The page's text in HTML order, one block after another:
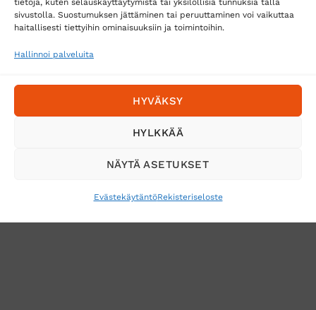
tietoja, kuten selauskäyttäytymistä tai yksilöllisiä tunnuksia tällä
sivustolla. Suostumuksen jättäminen tai peruuttaminen voi vaikuttaa
haitallisesti tiettyihin ominaisuuksiin ja toimintoihin.
Hallinnoi palveluita
HYVÄKSY
HYLKKÄÄ
NÄYTÄ ASETUKSET
EvästekäytäntöRekisteriseloste
Toimitustavat
Posti
Matkahuolto
Tilaa uutiskirje ja saat erikoisalennuksia